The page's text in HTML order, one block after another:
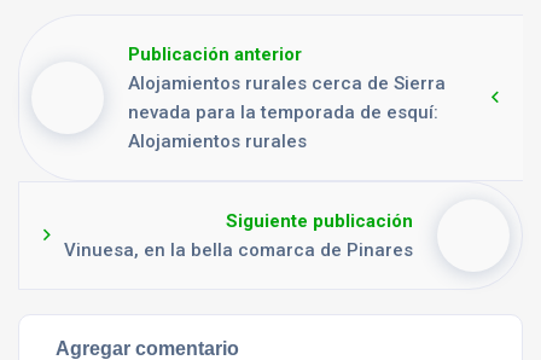
Publicación anterior
Alojamientos rurales cerca de Sierra
nevada para la temporada de esquí:
Alojamientos rurales
Siguiente publicación
Vinuesa, en la bella comarca de Pinares
Agregar comentario